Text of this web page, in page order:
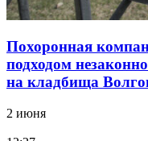
Похоронная
подходом
на кладбища
2 июня